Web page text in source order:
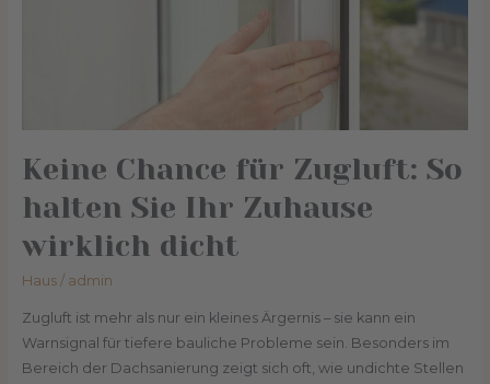
Keine Chance für Zugluft: So
halten Sie Ihr Zuhause
wirklich dicht
Haus/ admin
Zugluft ist mehr als nur ein kleines Ärgernis – sie kann ein
Warnsignal für tiefere bauliche Probleme sein. Besonders im
Bereich der Dachsanierung zeigt sich oft, wie undichte Stellen